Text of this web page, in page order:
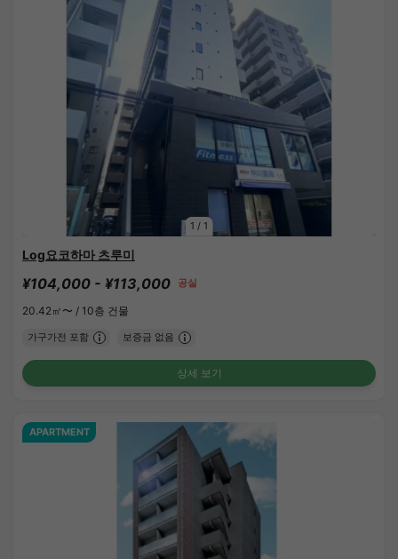
1 / 1
Log요코하마 츠루미
¥104,000 - ¥113,000 공실
20.42㎡〜 / 10층 건물
가구가전 포함 보증금 없음
상세 보기
APARTMENT